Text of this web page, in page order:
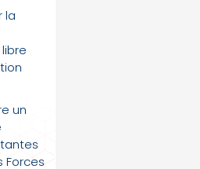
la
un
Forces